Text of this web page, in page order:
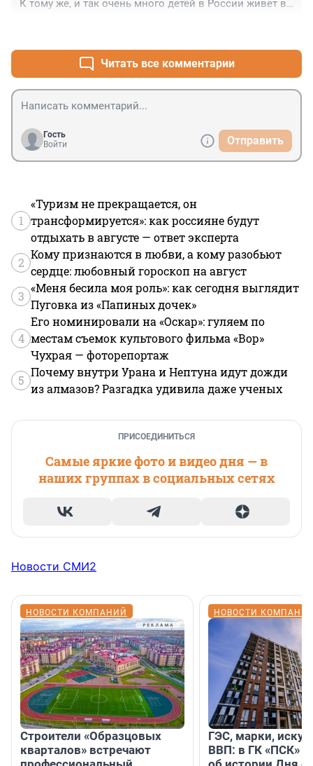
К тому же, и так очень много детей в России живет в
Читать все комментарии
Гость
Войти
Отправить
1
«Туризм не прекращается, он
трансформируется»: как россияне будут
отдыхать в августе — ответ эксперта
2
Кому признаются в любви, а кому разобьют
сердце: любовный гороскоп на август
3
«Меня бесила моя роль»: как сегодня выглядит
Пуговка из «Папиных дочек»
4
Его номинировали на «Оскар»: гуляем по
местам съемок культового фильма «Вор»
Чухрая — фоторепортаж
5
Почему внутри Урана и Нептуна идут дожди
из алмазов? Разгадка удивила даже ученых
ПРИСОЕДИНИТЬСЯ
Самые яркие фото и видео дня — в
наших группах в социальных сетях
Новости СМИ2
НОВОСТИ КОМПАНИЙ
Строители «Образцовых
кварталов» встречают
НОВОСТИ
ГЭС, марки,
ВВП: в ГК «ПСК»